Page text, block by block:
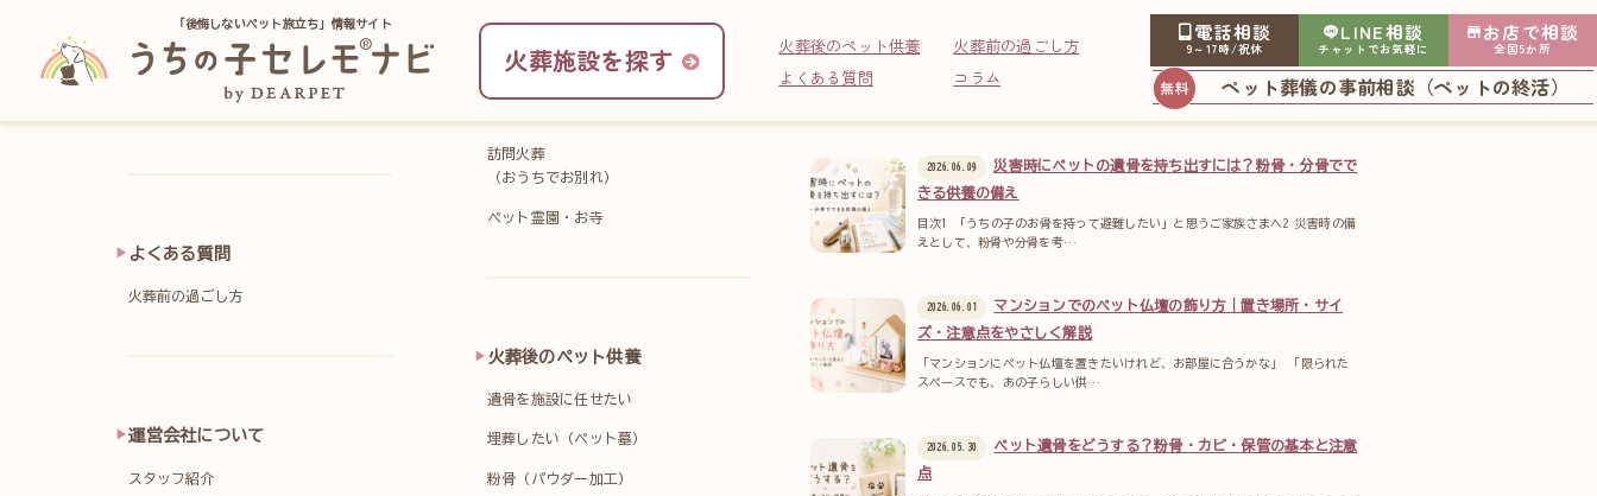
「後悔しないペット旅立ち」情報サイト
火葬施設を探す 火葬後のペット供養
火葬前の過ごし方
よくある質問
コラム
電話相談
9～17時/祝休
LINE相談
チャットでお気軽に
お店で相談
全国5か所
ペット葬儀の事前相談（ペットの終活）
よくある質問
火葬前の過ごし方
運営会社について
スタッフ紹介
訪問火葬
（おうちでお別れ）
ペット霊園・お寺
火葬後のペット供養
遺骨を施設に任せたい
埋葬したい（ペット墓）
粉骨（パウダー加工）
2026.06.09
災害時にペットの遺骨を持ち出すには？粉骨・分骨でで
きる供養の備え
目次1 「うちの子のお骨を持って避難したい」と思うご家族さまへ2 災害時の備
えとして、粉骨や分骨を考…
2026.06.01
マンションでのペット仏壇の飾り方｜置き場所・サイ
ズ・注意点をやさしく解説
「マンションにペット仏壇を置きたいけれど、お部屋に合うかな」 「限られた
スペースでも、あの子らしい供…
2026.05.30
ペット遺骨をどうする？粉骨・カビ・保管の基本と注意
点